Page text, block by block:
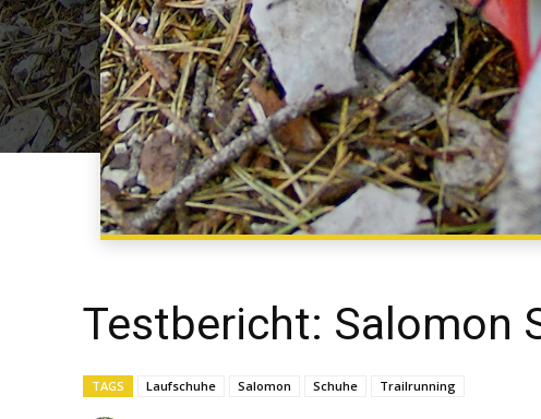
Testbericht: Salomon
TAGS Laufschuhe Salomon Schuhe Trailrunning